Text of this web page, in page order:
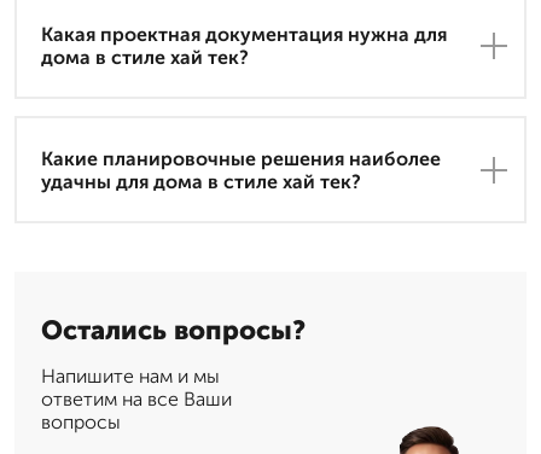
Какая проектная документация нужна для
дома в стиле хай тек?
Какие планировочные решения наиболее
удачны для дома в стиле хай тек?
Остались вопросы?
Напишите нам и мы
ответим на все Ваши
вопросы